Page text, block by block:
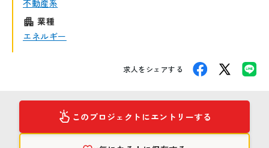
不動産系
業種
エネルギー
求人をシェアする
このプロジェクトにエントリーする